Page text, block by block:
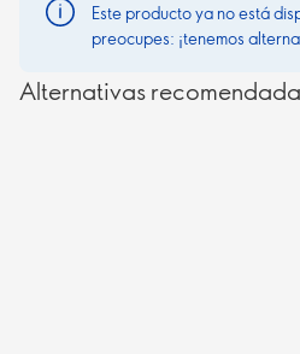
Este producto ya no está
preocupes: ¡tenemos
Alternativas